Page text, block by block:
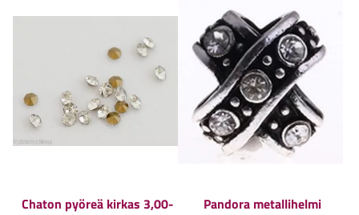
Chaton pyöreä kirkas 3,00-
Pandora metallihelmi